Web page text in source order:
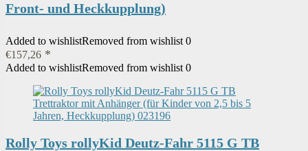
Front- und Heckkupplung)
Added to wishlistRemoved from wishlist 0
€157,26
Added to wishlistRemoved from wishlist 0
Rolly Toys rollyKid Deutz-Fahr 5115 G TB